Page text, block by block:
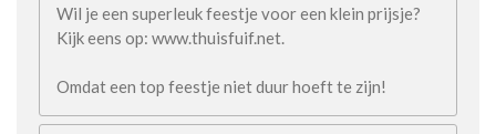
Wil je een superleuk feestje voor een klein prijsje?
Kijk eens op: www.thuisfuif.net.
Omdat een top feestje niet duur hoeft te zijn!